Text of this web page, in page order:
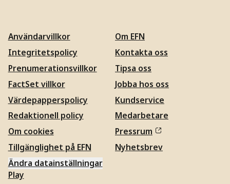
Användarvillkor
Integritetspolicy
Prenumerationsvillkor
FactSet villkor
Värdepapperspolicy
Redaktionell policy
Om cookies
Tillgänglighet på EFN
Ändra datainställningar
Om EFN
Kontakta oss
Tipsa oss
Jobba hos oss
Kundservice
Medarbetare
Pressrum
Nyhetsbrev
Play